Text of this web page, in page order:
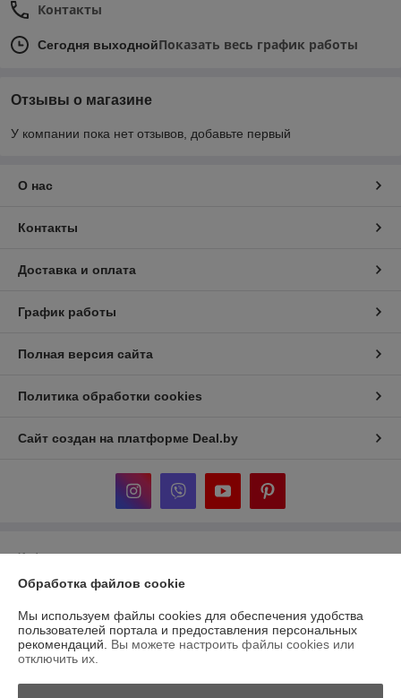
Контакты
Сегодня выходнойПоказать весь график работы
Отзывы о магазине
У компании пока нет отзывов, добавьте первый
О нас
Контакты
Доставка и оплата
График работы
Полная версия сайта
Политика обработки cookies
Сайт создан на платформе Deal.by
Информация для покупателя
Юридическое лицо:ООО «ДельтаСток»
Регистрационный номер ЕГР: 391858596
УНП: 391858596
Регистрационный орган: Администрация ЖД района
Обработка файлов cookie
Мы используем файлы cookies для обеспечения удобства
пользователей портала и предоставления персональных
рекомендаций. Вы можете настроить файлы cookies или
отключить их.